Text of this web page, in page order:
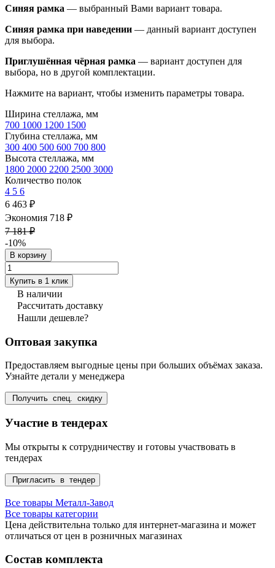
Синяя рамка — выбранный Вами вариант товара.
Синяя рамка при наведении — данный вариант доступен
для выбора.
Приглушённая чёрная рамка — вариант доступен для
выбора, но в другой комплектации.
Нажмите на вариант, чтобы изменить параметры товара.
Ширина стеллажа, мм
700 1000 1200 1500
Глубина стеллажа, мм
300 400 500 600 700 800
Высота стеллажа, мм
1800 2000 2200 2500 3000
Количество полок
4 5 6
6 463 ₽
Экономия 718 ₽
7 181 ₽
-10%
В корзину
Купить в 1 клик
В наличии
Рассчитать доставку
Нашли дешевле?
Оптовая закупка
Предоставляем выгодные цены при больших объёмах заказа.
Узнайте детали у менеджера
Получить спец. скидку
Участие в тендерах
Мы открыты к сотрудничеству и готовы участвовать в
тендерах
Пригласить в тендер
Все товары Металл-Завод
Все товары категории
Цена действительна только для интернет-магазина и может
отличаться от цен в розничных магазинах
Состав комплекта